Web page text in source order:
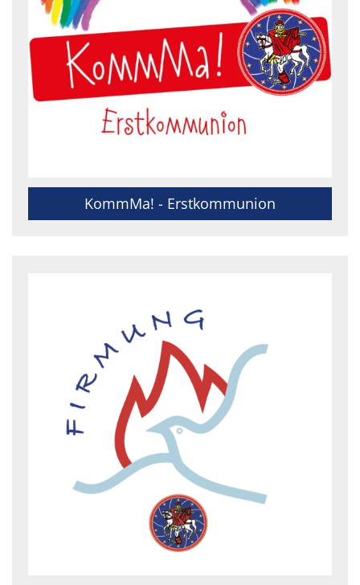
KommMa! - Erstkommunion